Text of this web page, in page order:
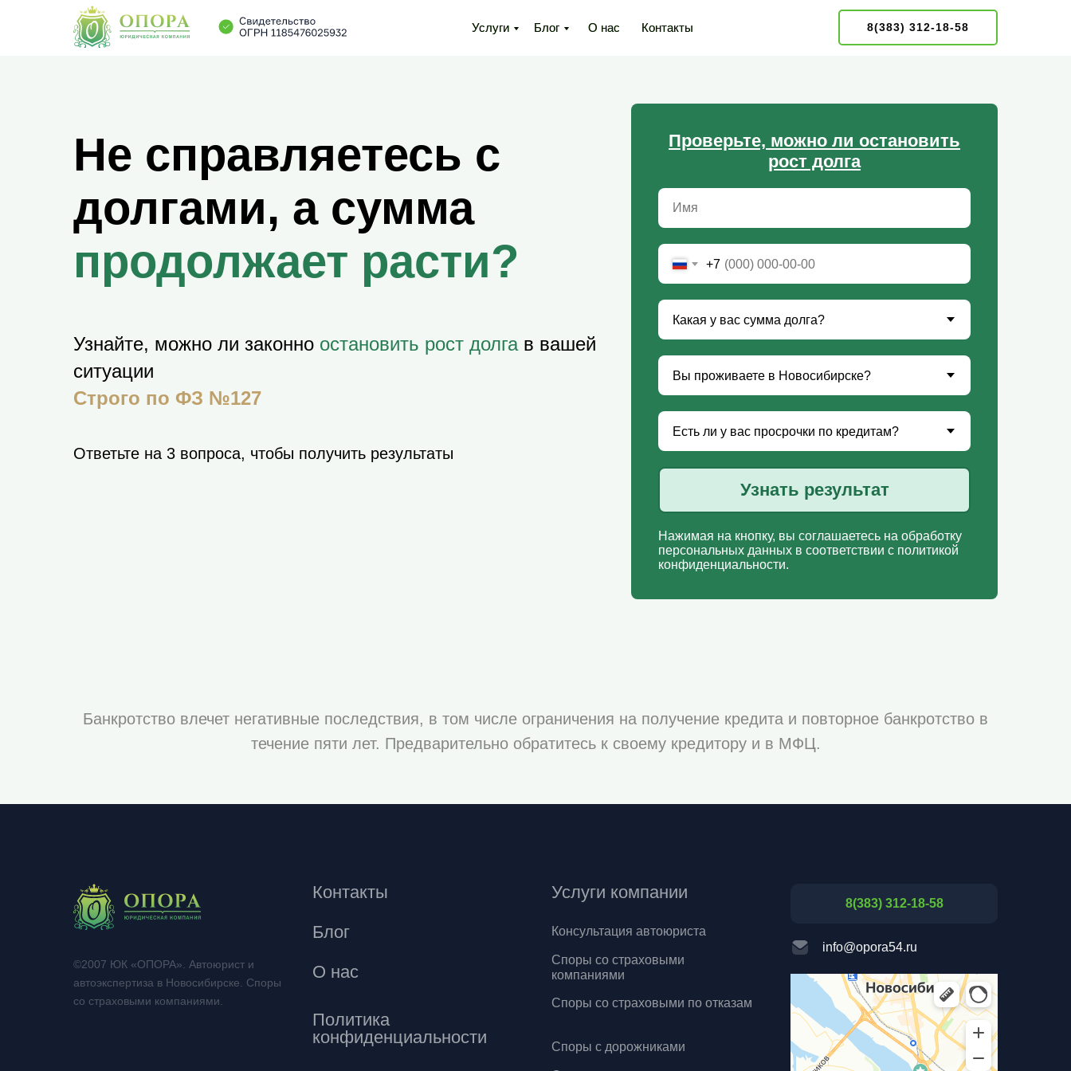
8(383) 312-18-58
Услуги Блог О нас Контакты
Услуги Блог О нас Контакты
Не справляетесь с
долгами, а сумма
продолжает расти?
Узнайте, можно ли законно остановить рост долгав вашей
ситуации
Строго по ФЗ №127
Ответьте на 3 вопроса, чтобы получить результаты
Проверьте, можно ли остановить
рост долга
+7
Узнать результат
Нажимая на кнопку, вы соглашаетесь на обработку
персональных данных в соответствии с политикой
конфиденциальности.
Банкротство влечет негативные последствия, в том числе ограничения на получение кредита и повторное банкротство в
течение пяти лет. Предварительно обратитесь к своему кредитору и в МФЦ.
©2007 ЮК «ОПОРА». Автоюрист и
автоэкспертиза в Новосибирске. Споры
со страховыми компаниями.
Контакты
Блог
О нас
Политика
конфиденциальности
Услуги компании
Консультация автоюриста
8(383) 312-18-58
info@opora54.ru
Споры со страховыми
компаниями
Споры со страховыми по отказам
Споры с дорожниками